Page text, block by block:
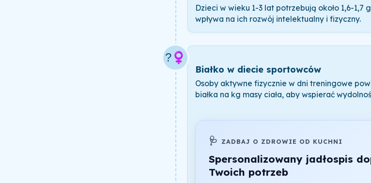
Dzieci w wieku 1-3 lat potrzebują około 1,6-1,7
wpływa na ich rozwój intelektualny i fizyczny.
?️‍♀️
Białko w diecie sportowców
Osoby aktywne fizycznie w dni treningowe
białka na kg masy ciała, aby wspierać
🩺 ZADBAJ O ZDROWIE OD KUCHNI
Spersonalizowany jadłospis
Twoich potrzeb